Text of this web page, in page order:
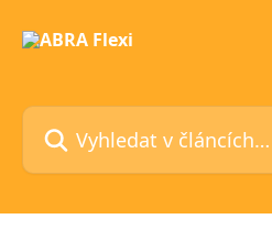
Vyhledat v článcích…